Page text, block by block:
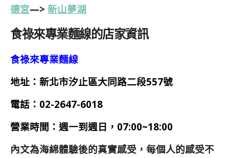
德宮—> 新山夢湖
食祿來專業麵線的店家資訊
食祿來專業麵線
地址：新北市汐止區大同路二段557號
電話：02-2647-6018
營業時間：週一到週日，07:00~18:00
內文為海綿體驗後的真實感受，每個人的感受不